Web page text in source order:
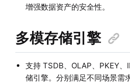
增强数据资产的安全性。
多模存储引擎
支持 TSDB、OLAP、 PKEY、
储引擎。分别满足不同场景需